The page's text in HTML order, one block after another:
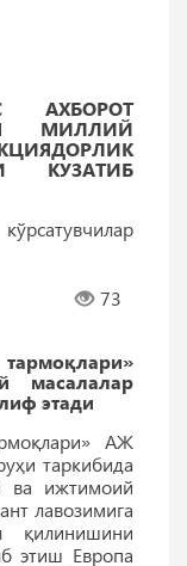
АХБОРОТ
МИЛЛИЙ
КУЗАТИБ
73
масалалар
этади
АЖ
таркибида
ва ижтимоий
лавозимига
қилинишини
этиш Европа